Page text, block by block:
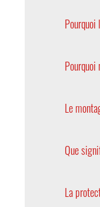
équipé
Le
Que
remplir
La